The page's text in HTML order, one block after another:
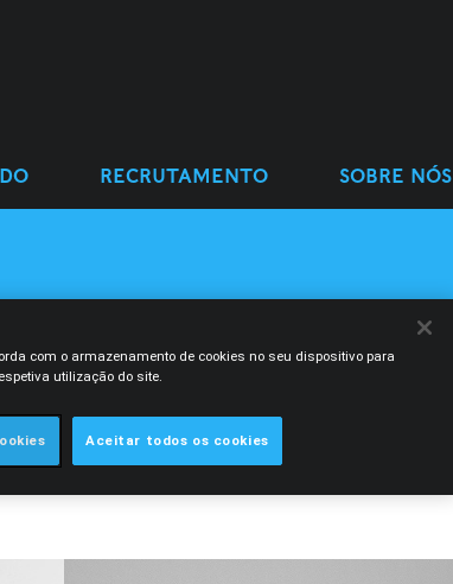
RECRUTAMENTO SOBRE NÓS
ÁREAS DE ACTIVIDADE
SECTORES
CARGO
com o armazenamento de cookies no seu dispositivo para
utilização do site.
Aceitar todos os cookies